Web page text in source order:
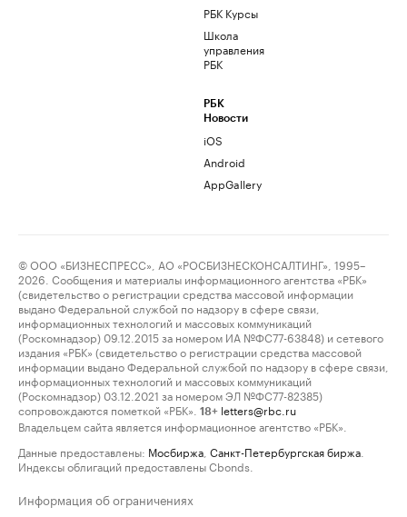
РБК Курсы
Школа
управления
РБК
РБК
Новости
iOS
Android
AppGallery
© ООО «БИЗНЕСПРЕСС», АО «РОСБИЗНЕСКОНСАЛТИНГ», 1995–
2026. Сообщения и материалы информационного агентства «РБК»
(свидетельство о регистрации средства массовой информации
выдано Федеральной службой по надзору в сфере связи,
информационных технологий и массовых коммуникаций
(Роскомнадзор) 09.12.2015 за номером ИА №ФС77-63848) и сетевого
издания «РБК» (свидетельство о регистрации средства массовой
информации выдано Федеральной службой по надзору в сфере связи,
информационных технологий и массовых коммуникаций
(Роскомнадзор) 03.12.2021 за номером ЭЛ №ФС77-82385)
сопровождаются пометкой «РБК».
18+ letters@rbc.ru
Владельцем сайта является информационное агентство «РБК».
Данные предоставлены: Мосбиржа Санкт-Петербургская биржа
Индексы облигаций предоставлены Cbonds.
Информация об ограничениях